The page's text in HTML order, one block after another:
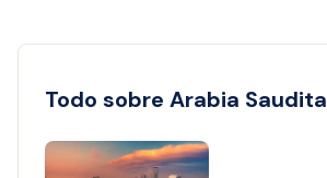
Todo sobre Arabia Saudita